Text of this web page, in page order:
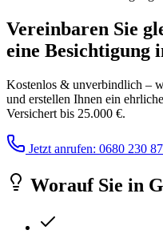
Vereinbaren Sie
eine Besichtigung
Kostenlos & unverbindlich –
und erstellen Ihnen ein
Versichert bis 25.000 €.
Jetzt anrufen: 0680 230
Worauf Sie in